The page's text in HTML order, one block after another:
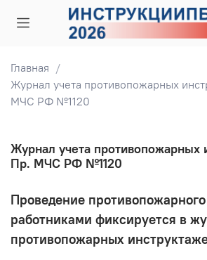
Главная
Журнал учета противопожарных
МЧС РФ №1120
Журнал учета противопожарных
Пр. МЧС РФ №1120
Проведение
работниками фиксируется в
противопожарных